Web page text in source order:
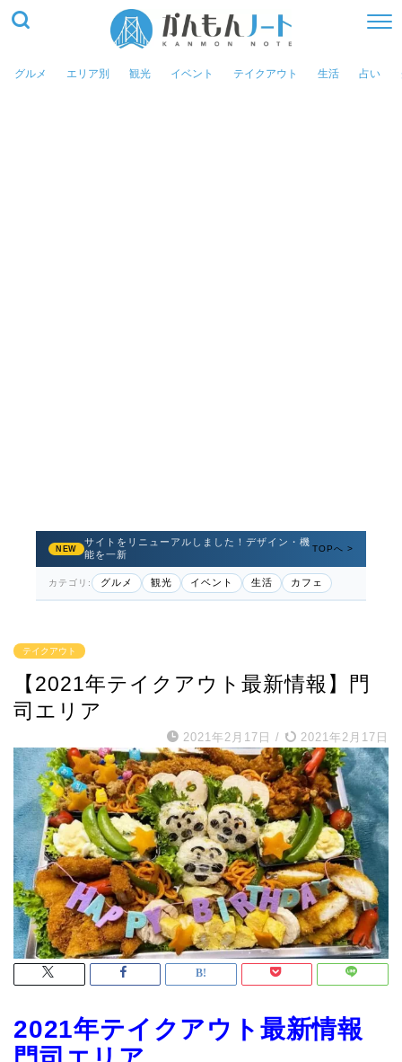
グルメ エリア別 観光 イベント テイクアウト 生活 占い
NEW
サイトをリニューアルしました！デザイン・機
能を一新
TOPへ >
カテゴリ: グルメ 観光 イベント 生活 カフェ
テイクアウト
【2021年テイクアウト最新情報】門
司エリア
2021年2月17日 / 2021年2月17日
2021年テイクアウト最新情報